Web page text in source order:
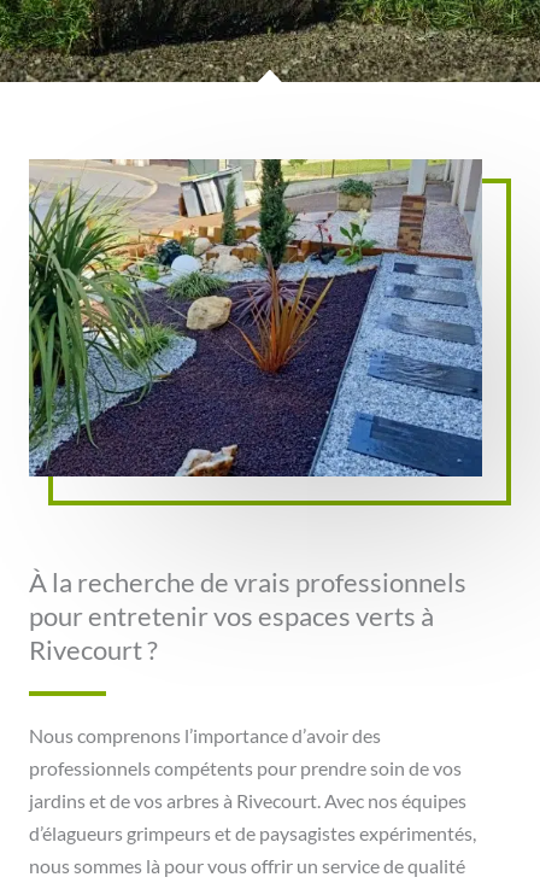
À la recherche de vrais professionnels
pour entretenir vos espaces verts à
Rivecourt ?
Nous comprenons l’importance d’avoir des
professionnels compétents pour prendre soin de vos
jardins et de vos arbres à Rivecourt. Avec nos équipes
d’élagueurs grimpeurs et de paysagistes expérimentés,
nous sommes là pour vous offrir un service de qualité